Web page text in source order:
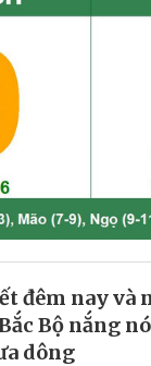
đêm nay và
Bộ nắng
dông